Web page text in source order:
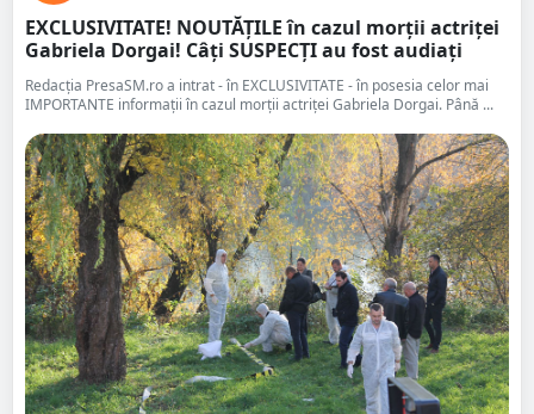
EXCLUSIVITATE! NOUTĂȚILE în cazul morții actriței
Gabriela Dorgai! Câți SUSPECȚI au fost audiați
Redacția PresaSM.ro a intrat - în EXCLUSIVITATE - în posesia celor mai
IMPORTANTE informații în cazul morții actriței Gabriela Dorgai. Până ...